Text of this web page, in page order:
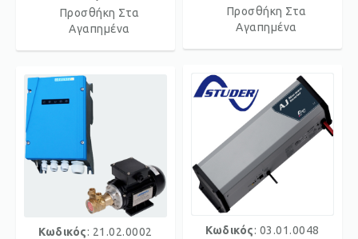
Προσθήκη Στα
Αγαπημένα
Κωδικός: 21.02.0002
Προσθήκη Στα
Αγαπημένα
Κωδικός: 03.01.0048